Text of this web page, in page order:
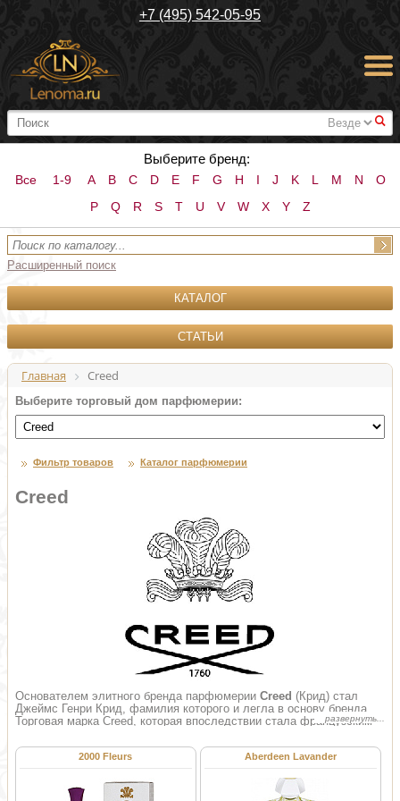
+7 (495) 542-05-95
#
Выберите бренд:
Все 1-9 A B C D E F G H I J K L M N
O
P
Q R S T U V W X Y Z
Расширенный поиск
КАТАЛОГ
СТАТЬИ
Главная Creed
Выберите торговый дом парфюмерии:
Фильтр товаров Каталог парфюмерии
Creed
Основателем элитного бренда парфюмерии Creed (Крид) стал
Джеймс Генри Крид, фамилия которого и легла в основу бренда.
Торговая марка Creed, которая впоследствии стала французским
Джеймса Крида была парфюмерия того времени. Он привозил
ароматические смолы и различные эссенции из восточных стран и
эссенций. В те далёкие времена женская парфюмерия, равно как и
мужская парфюмерия являли собой один, цельный аромат, и
2000 Fleurs Aberdeen Lavander